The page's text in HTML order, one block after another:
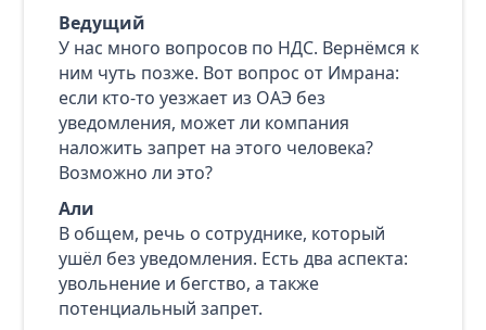
Ведущий
У нас много вопросов по НДС. Вернёмся к
ним чуть позже. Вот вопрос от Имрана:
если кто‑то уезжает из ОАЭ без
уведомления, может ли компания
наложить запрет на этого человека?
Возможно ли это?
Али
В общем, речь о сотруднике, который
ушёл без уведомления. Есть два аспекта:
увольнение и бегство, а также
потенциальный запрет.